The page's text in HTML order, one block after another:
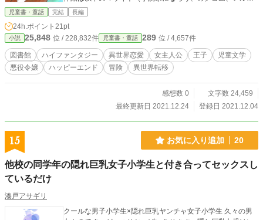
ァポリス、エブリスタ）に同時投稿を予定しています。
児童書・童話 完結 長編
24h.ポイント 21pt
小説 25,848 位 / 228,832件 児童書・童話 289 位 / 4,657件
図書館 ハイファンタジー 異世界恋愛 女主人公 王子
児童文学
悪役令嬢
ハッピーエンド 冒険 異世界転移
感想数 0
文字数 24,459
最終更新日 2021.12.24
登録日 2021.12.04
15 お気に入り追加 20
他校の同学年の隠れ巨乳女子小学生と付き合ってセックスし
ているだけ
湊戸アサギリ
クールな男子小学生×隠れ巨乳ヤンチャ女子小学生 久々の男